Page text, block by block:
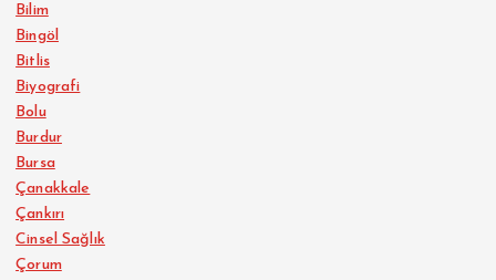
Bilim
Bingöl
Bitlis
Biyografi
Bolu
Burdur
Bursa
Çanakkale
Çankırı
Cinsel Sağlık
Çorum